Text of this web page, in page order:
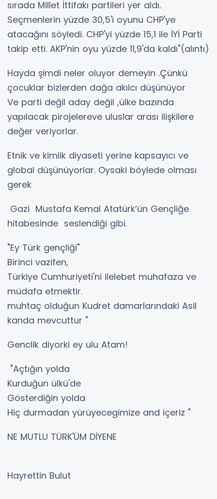
sırada Millet İttifakı partileri yer aldı.
Seçmenlerin yüzde 30,5'i oyunu CHP'ye
atacağını söyledi. CHP'yi yüzde 15,1 ile İYİ Parti
takip etti. AKP'nin oyu yüzde 11,9'da kaldı"(alıntı)
Hayda şimdi neler oluyor demeyin .Çünkü
çocuklar bizlerden dağa akılcı düşünüyor
Ve parti değil aday değil ,ülke bazında
yapılacak pirojelereve uluslar arası ilişkilere
değer veriyorlar.
Etnik ve kimlik diyaseti yerine kapsayıcı ve
global düşünüyorlar. Oysaki böylede olması
gerek
Gazi Mustafa Kemal Atatürk’ün Gençliğe
hitabesinde seslendiği gibi.
"Ey Türk gençliği"
Birinci vazifen,
Türkiye Cumhuriyeti'ni ilelebet muhafaza ve
müdafa etmektir.
muhtaç olduğun Kudret damarlarındaki Asil
kanda mevcuttur "
Genclik diyorki ey ulu Atam!
"Açtığın yolda
Kurduğun ülkü'de
Gösterdiğin yolda
Hiç durmadan yürüyecegimize and içeriz "
NE MUTLU TÜRK'ÜM DİYENE
Hayrettin Bulut